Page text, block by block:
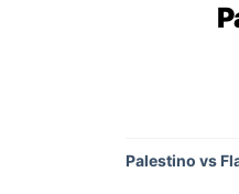
Palestino vs